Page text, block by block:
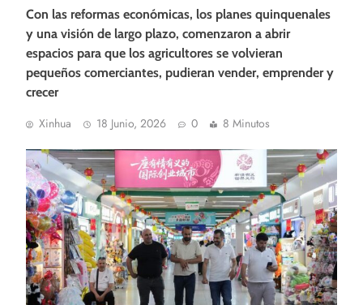
Con las reformas económicas, los planes quinquenales
y una visión de largo plazo, comenzaron a abrir
espacios para que los agricultores se volvieran
pequeños comerciantes, pudieran vender, emprender y
crecer
Xinhua 18 Junio, 2026 0 8 Minutos